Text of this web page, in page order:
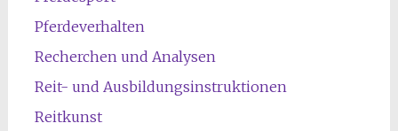
Pferdeverhalten
Recherchen und Analysen
Reit- und Ausbildungsinstruktionen
Reitkunst